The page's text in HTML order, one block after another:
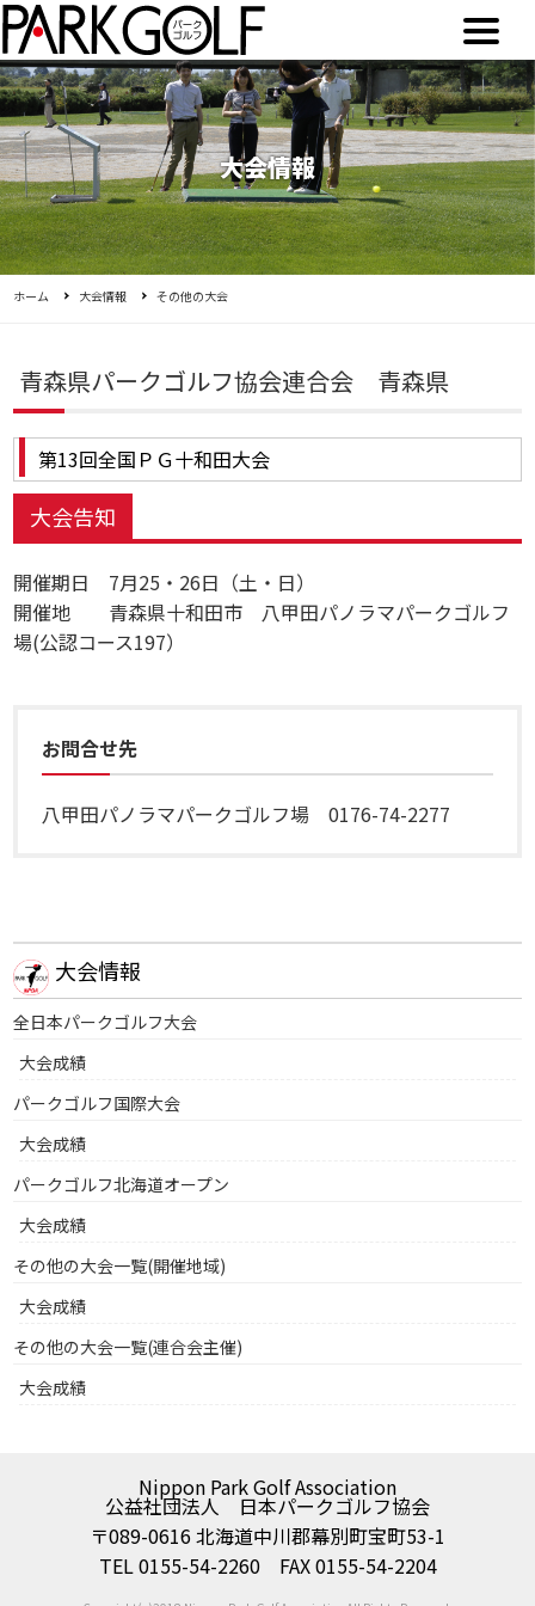
大会情報
ホーム 大会情報 その他の大会
大会情報
全日本パークゴルフ大会
大会成績
パークゴルフ国際大会
大会成績
パークゴルフ北海道オープン
大会成績
その他の大会一覧(開催地域)
大会成績
その他の大会一覧(連合会主催)
大会成績
青森県パークゴルフ協会連合会 青森県
第13回全国ＰＧ十和田大会
大会告知
開催期日 7月25・26日（土・日）
開催地 青森県十和田市 八甲田パノラマパークゴルフ
場(公認コース197）
お問合せ先
八甲田パノラマパークゴルフ場 0176-74-2277
Nippon Park Golf Association
公益社団法人 日本パークゴルフ協会
〒089-0616 北海道中川郡幕別町宝町53-1
TEL 0155-54-2260 FAX 0155-54-2204